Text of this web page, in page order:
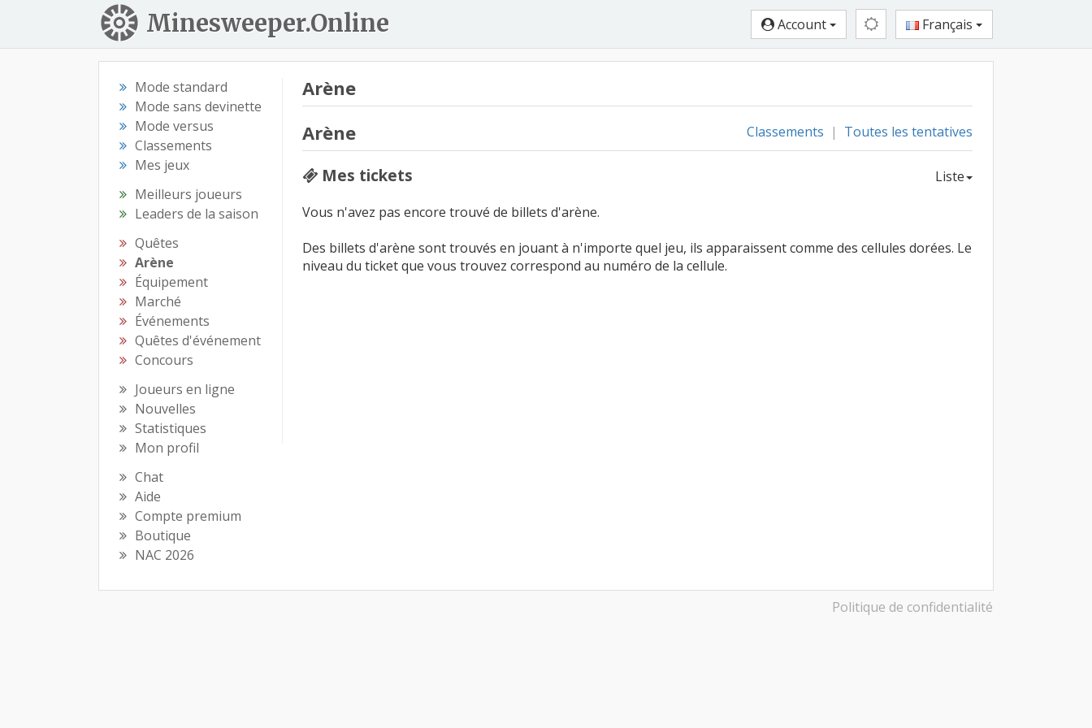
Minesweeper.Online Account Français
Mode standard
Mode sans devinette
Mode versus
Classements
Mes jeux
Meilleurs joueurs
Leaders de la saison
Quêtes
Arène
Équipement
Marché
Événements
Quêtes d'événement
Concours
Joueurs en ligne
Nouvelles
Statistiques
Mon profil
Chat
Aide
Compte premium
Boutique
NAC 2026
Arène
Arène
Classements | Toutes les tentatives
Mes tickets
Liste
Vous n'avez pas encore trouvé de billets d'arène.
Des billets d'arène sont trouvés en jouant à n'importe quel jeu, ils apparaissent comme des cellules dorées. Le
niveau du ticket que vous trouvez correspond au numéro de la cellule.
Politique de confidentialité